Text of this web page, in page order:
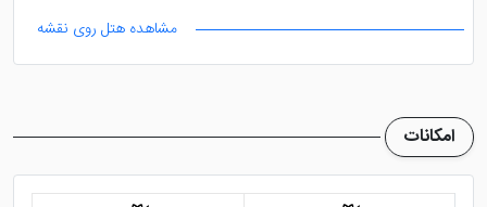
رستوران
هتل نووتل دیره سیتی سنتر دبی
انواع غذاهای مدیترانه ای را طبخ می کنند. سرآشپز های
مجرب هتل جدا از غذاهای مدیترانه ای، غذاهای مکزیکی و
مشاهده هتل روی نقشه
امکانات